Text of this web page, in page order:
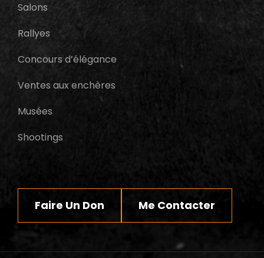
Salons
Rallyes
Concours d’élégance
Ventes aux enchères
Musées
Shootings
Faire Un Don Me Contacter